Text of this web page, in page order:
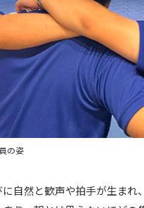
の姿
自然と歓声や拍手が生ま